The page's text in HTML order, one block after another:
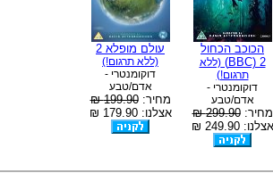
הכוכב הכחול
BBC) 2) (ללא
תרגום!)
דוקומנטרי -
אדם/טבע
מחיר:299.90 ₪
אצלנו: 249.90 ₪
עולם מופלא 2
(ללא תרגום!)
דוקומנטרי -
אדם/טבע
מחיר:199.90 ₪
אצלנו: 179.90 ₪